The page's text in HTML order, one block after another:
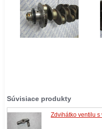
Súvisiace produkty
Zdvihátko ventilu s